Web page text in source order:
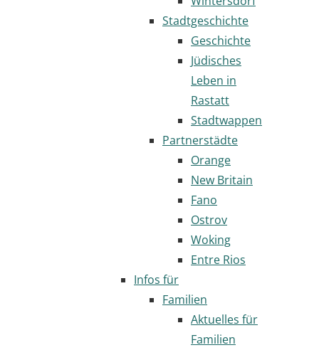
Stadtgeschichte
Geschichte
Jüdisches
Leben in
Rastatt
Stadtwappen
Partnerstädte
Orange
New Britain
Fano
Ostrov
Woking
Entre Rios
Infos für
Familien
Aktuelles für
Familien